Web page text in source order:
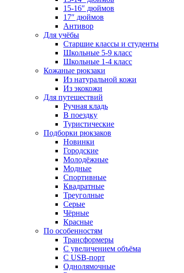
15-16″ дюймов
17″ дюймов
Антивор
Для учёбы
Старшие классы и студенты
Школьные 5-9 класс
Школьные 1-4 класс
Кожаные рюкзаки
Из натуральной кожи
Из экокожи
Для путешествий
Ручная кладь
В поездку
Туристические
Подборки рюкзаков
Новинки
Городские
Молодёжные
Модные
Спортивные
Квадратные
Треуголные
Серые
Чёрные
Красные
По особенностям
Трансформеры
С увеличением объёма
С USB-порт
Однолямочные